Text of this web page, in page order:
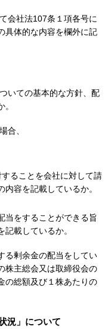
会社法107条１項各号に
具体的な内容を欄外に記
いての基本的な方針、配
合、
ることを会社に対して請
容を記載しているか。
当をすることができる旨
載しているか。
る剰余金の配当をしてい
株主総会又は取締役会の
の総額及び１株あたりの
況」について